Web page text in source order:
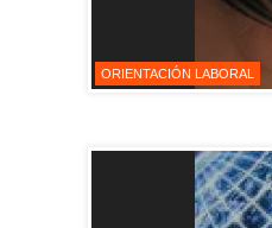
ORIENTACIÓN LABORAL